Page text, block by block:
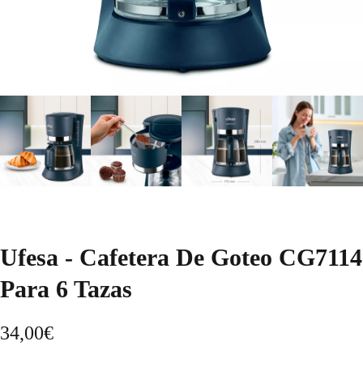
Ufesa - Cafetera De Goteo CG7114
Para 6 Tazas
34,00€